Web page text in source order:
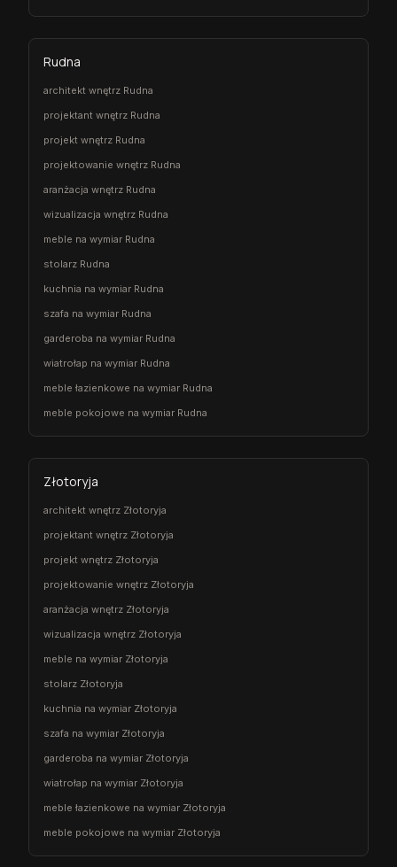
Rudna
architekt wnętrz Rudna
projektant wnętrz Rudna
projekt wnętrz Rudna
projektowanie wnętrz Rudna
aranżacja wnętrz Rudna
wizualizacja wnętrz Rudna
meble na wymiar Rudna
stolarz Rudna
kuchnia na wymiar Rudna
szafa na wymiar Rudna
garderoba na wymiar Rudna
wiatrołap na wymiar Rudna
meble łazienkowe na wymiar Rudna
meble pokojowe na wymiar Rudna
Złotoryja
architekt wnętrz Złotoryja
projektant wnętrz Złotoryja
projekt wnętrz Złotoryja
projektowanie wnętrz Złotoryja
aranżacja wnętrz Złotoryja
wizualizacja wnętrz Złotoryja
meble na wymiar Złotoryja
stolarz Złotoryja
kuchnia na wymiar Złotoryja
szafa na wymiar Złotoryja
garderoba na wymiar Złotoryja
wiatrołap na wymiar Złotoryja
meble łazienkowe na wymiar Złotoryja
meble pokojowe na wymiar Złotoryja